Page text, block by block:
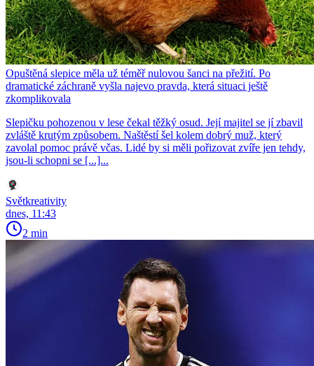
Opuštěná slepice měla už téměř nulovou šanci na přežití. Po
dramatické záchraně vyšla najevo pravda, která situaci ještě
zkomplikovala
Slepičku pohozenou v lese čekal těžký osud. Její majitel se jí zbavil
zvláště krutým způsobem. Naštěstí šel kolem dobrý muž, který
zavolal pomoc právě včas. Lidé by si měli pořizovat zvíře jen tehdy,
jsou-li schopni se [...]...
Světkreativity
dnes, 11:43
2 min